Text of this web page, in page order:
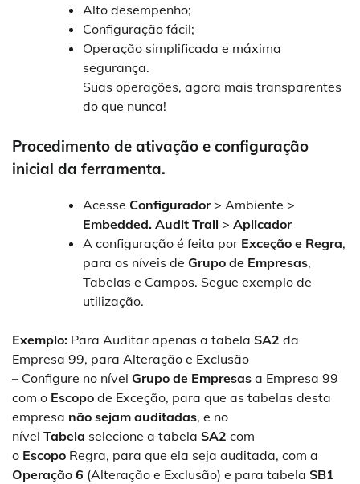
Alto desempenho;
Configuração fácil;
Operação simplificada e máxima
segurança.
Suas operações, agora mais transparentes
do que nunca!
Procedimento de ativação e configuração
inicial da ferramenta.
Acesse Configurador > Ambiente >
Embedded. Audit Trail > Aplicador
A configuração é feita por Exceção e Regra,
para os níveis de Grupo de Empresas,
Tabelas e Campos. Segue exemplo de
utilização.
Exemplo: Para Auditar apenas a tabela SA2 da
Empresa 99, para Alteração e Exclusão
– Configure no nível Grupo de Empresas a Empresa 99
com o Escopo de Exceção, para que as tabelas desta
empresa não sejam auditadas, e no
nível Tabela selecione a tabela SA2 com
o Escopo Regra, para que ela seja auditada, com a
Operação 6 (Alteração e Exclusão) e para tabela SB1